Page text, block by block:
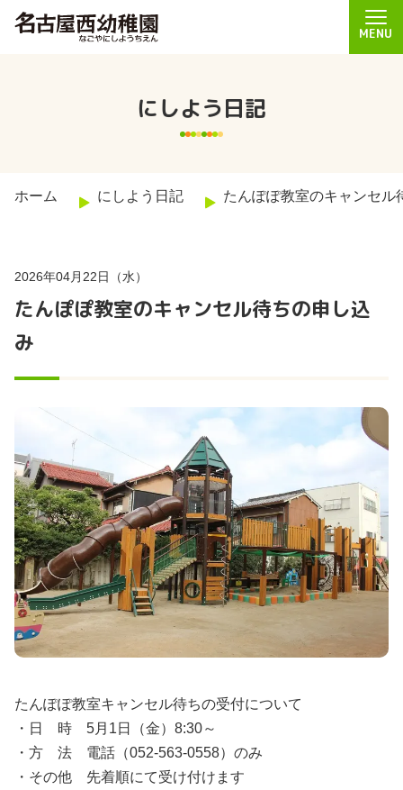
MENU
にしよう日記
ホーム にしよう日記 たんぽぽ教室のキャンセル
2026年04月22日（水）
たんぽぽ教室のキャンセル待ちの申し込
み
たんぽぽ教室キャンセル待ちの受付について
・日 時 5月1日（金）8:30～
・方 法 電話（052-563-0558）のみ
・その他 先着順にて受け付けます